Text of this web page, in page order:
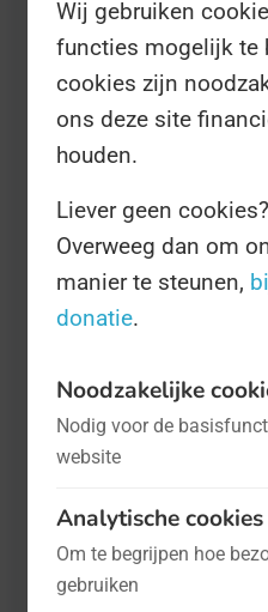
De Dag is in het
Verenigde Naties.
een van de zes
De Verenigde Naties
in het leven geroepen
bestaat namelijk ook
Internationale Dag van de
Internationale Dag van de
Internationale Dag van de
Internationale Dag van de
Wij gebruiken
functies mogelijk te
cookies zijn
ons deze site
houden.
Liever geen
Overweeg dan om
manier te steunen,
donatie.
Noodzakelijke
Nodig voor de
website
Analytische cookies
Om te begrijpen hoe
gebruiken